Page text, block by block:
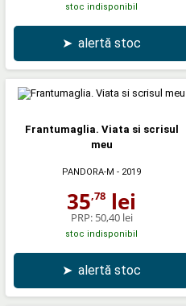
stoc indisponibil
➤ alertă stoc
Frantumaglia. Viata si scrisul
meu
PANDORA-M - 2019
35,78 lei
PRP: 50,40 lei
stoc indisponibil
➤ alertă stoc